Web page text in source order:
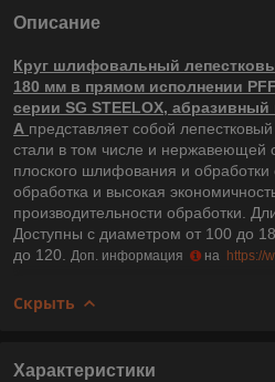
Описание
Круг шлифовальный
180 мм в прямом исполнении
серии SG STEELOX,
A представляет собой
стали в том числе и нержавеющей
плоского шлифования и
обработка и высокая
производительности обработки.
Доступны с диаметром от 100 до
до 120.
Доп. информация на https://
Скрыть
Характеристики